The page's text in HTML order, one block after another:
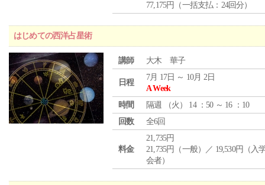
77,175円（一括支払：24回分）
はじめての西洋占星術
講師 大木 華子
日程
7月 17日 ～ 10月 2日
A Week
時間
隔週 （火 ） 14 ：50 ～ 16 ：10
回数
全6回
料金
21,735円
21,735円（一般）／ 19,530円（入
会者）